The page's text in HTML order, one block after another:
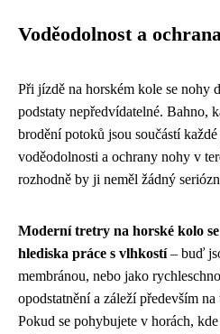
Voděodolnost a
Při jízdě na horském kole se nohy
podstaty nepředvídatelné. Bahno,
brodění potoků jsou součástí
voděodolnosti a ochrany nohy v
rozhodně by ji neměl žádný
Moderní tretry na horské kolo
hlediska práce s vlhkostí– buď
membránou, nebo jako
opodstatnění a záleží především
Pokud se pohybujete v horách,